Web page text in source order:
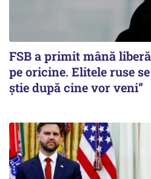
FSB a primit mână
pe oricine. Elitele ruse
știe după cine vor veni”